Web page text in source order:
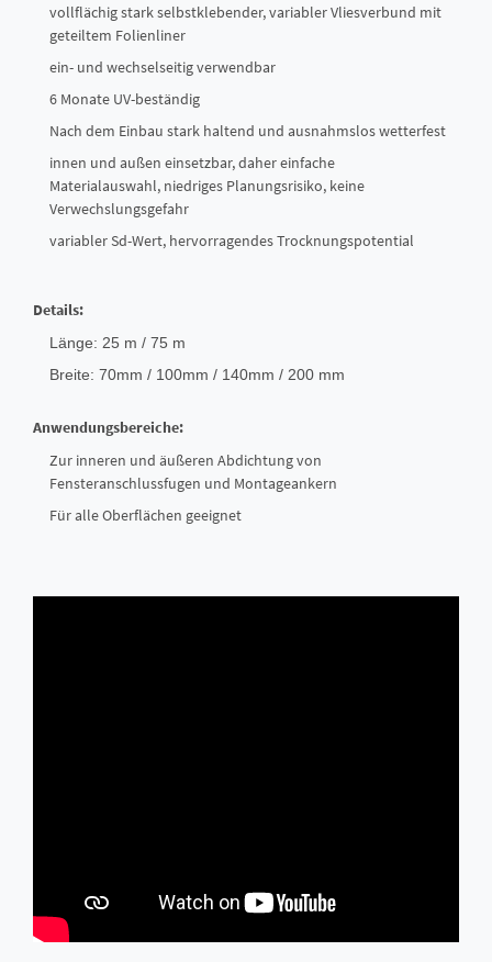
vollflächig stark selbstklebender, variabler Vliesverbund mit
geteiltem Folienliner
ein- und wechselseitig verwendbar
6 Monate UV-beständig
Nach dem Einbau stark haltend und ausnahmslos wetterfest
innen und außen einsetzbar, daher einfache
Materialauswahl, niedriges Planungsrisiko, keine
Verwechslungsgefahr
variabler Sd-Wert, hervorragendes Trocknungspotential
Details:
Länge: 25 m / 75 m
Breite: 70mm / 100mm / 140mm / 200 mm
Anwendungsbereiche:
Zur inneren und äußeren Abdichtung von
Fensteranschlussfugen und Montageankern
Für alle Oberflächen geeignet